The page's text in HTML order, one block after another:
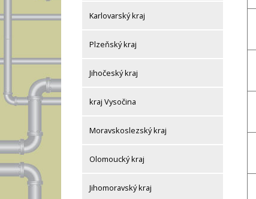
Karlovarský kraj
Plzeňský kraj
Jihočeský kraj
kraj Vysočina
Moravskoslezský kraj
Olomoucký kraj
Jihomoravský kraj